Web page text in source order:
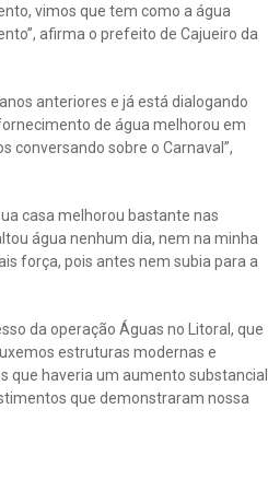
vimos que tem como a água
afirma o prefeito de Cajueiro da
anteriores e já está dialogando
de água melhorou em
conversando sobre o Carnaval”,
casa melhorou bastante nas
água nenhum dia, nem na minha
força, pois antes nem subia para a
da operação Águas no Litoral, que
estruturas modernas e
que haveria um aumento substancial
que demonstraram nossa